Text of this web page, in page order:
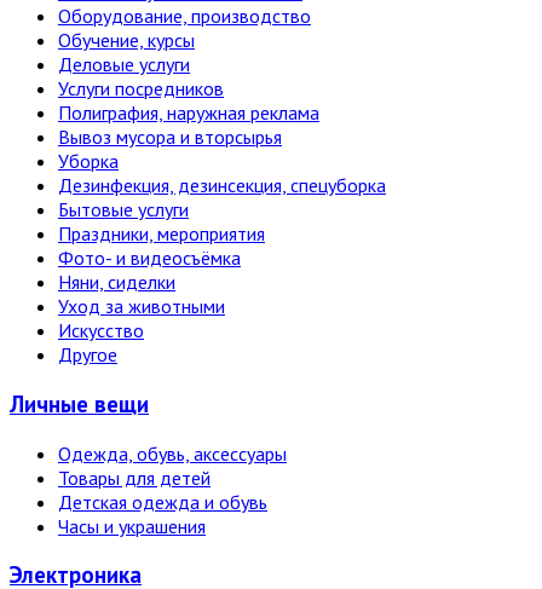
Оборудование, производство
Обучение, курсы
Деловые услуги
Услуги посредников
Полиграфия, наружная реклама
Вывоз мусора и вторсырья
Уборка
Дезинфекция, дезинсекция, спецуборка
Бытовые услуги
Праздники, мероприятия
Фото- и видеосъёмка
Няни, сиделки
Уход за животными
Искусство
Другое
Личные вещи
Одежда, обувь, аксессуары
Товары для детей
Детская одежда и обувь
Часы и украшения
Электро­ника